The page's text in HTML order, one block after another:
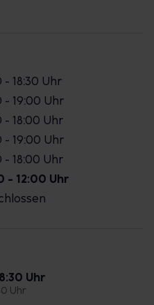
- 18:30 Uhr
- 19:00 Uhr
- 18:00 Uhr
- 19:00 Uhr
- 18:00 Uhr
- 12:00 Uhr
Uhr
Uhr